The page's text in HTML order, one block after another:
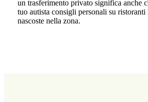
un trasferimento privato significa anche
tuo autista consigli personali su ristoranti
nascoste nella zona.